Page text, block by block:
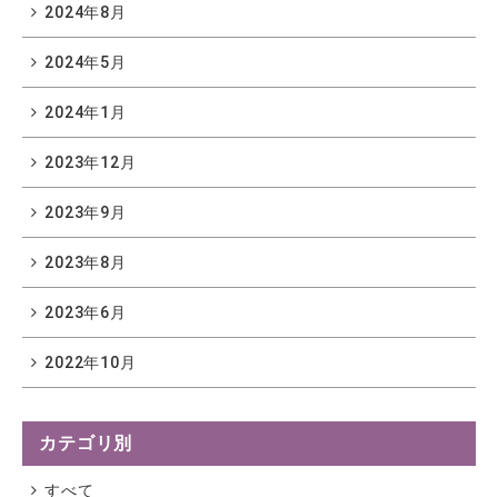
2024年8月
2024年5月
2024年1月
2023年12月
2023年9月
2023年8月
2023年6月
2022年10月
カテゴリ別
すべて